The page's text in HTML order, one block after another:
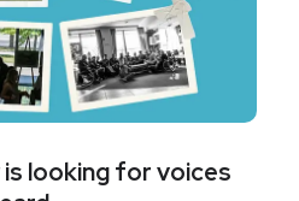
looking for voices